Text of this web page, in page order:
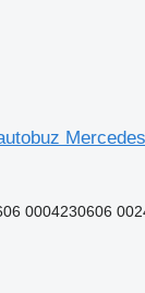
0004230606